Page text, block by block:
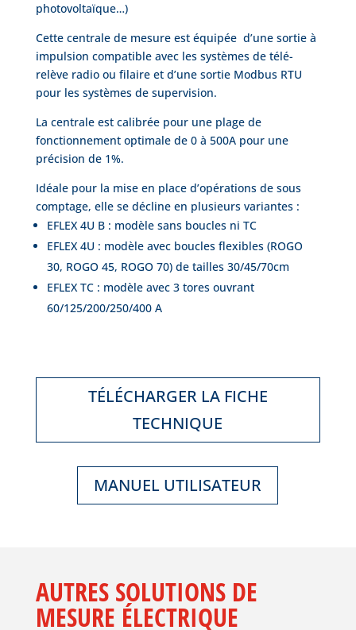
photovoltaïque…)
Cette centrale de mesure est équipée d’une sortie à
impulsion compatible avec les systèmes de télé-
relève radio ou filaire et d’une sortie Modbus RTU
pour les systèmes de supervision.
La centrale est calibrée pour une plage de
fonctionnement optimale de 0 à 500A pour une
précision de 1%.
Idéale pour la mise en place d’opérations de sous
comptage, elle se décline en plusieurs variantes :
EFLEX 4U B : modèle sans boucles ni TC
EFLEX 4U : modèle avec boucles flexibles (ROGO
30, ROGO 45, ROGO 70) de tailles 30/45/70cm
EFLEX TC : modèle avec 3 tores ouvrant
60/125/200/250/400 A
TÉLÉCHARGER LA FICHE
TECHNIQUE
MANUEL UTILISATEUR
AUTRES SOLUTIONS DE
MESURE ÉLECTRIQUE